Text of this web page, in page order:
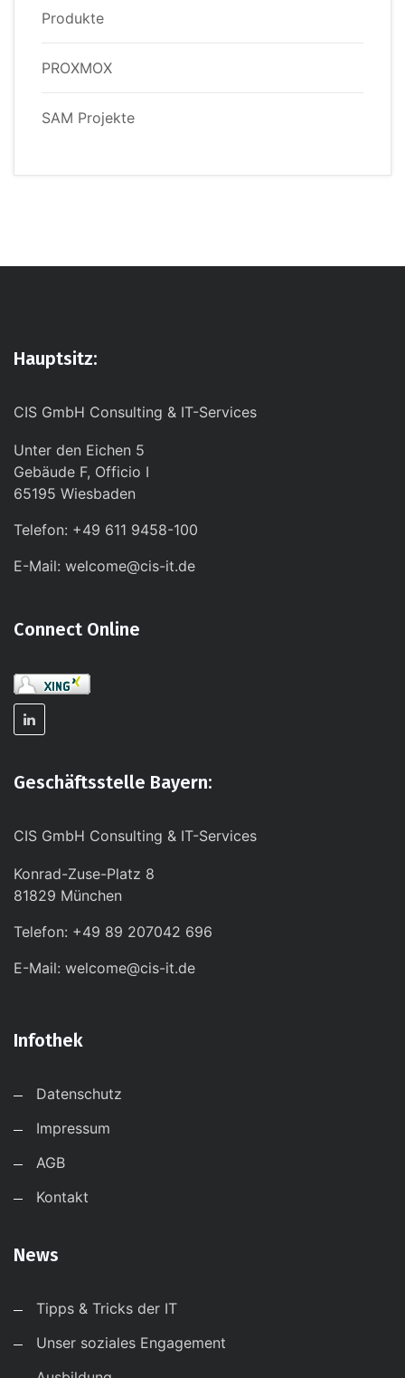
Produkte
PROXMOX
SAM Projekte
Hauptsitz:
CIS GmbH Consulting & IT-Services
Unter den Eichen 5
Gebäude F, Officio I
65195 Wiesbaden
Telefon: +49 611 9458-100
E-Mail: welcome@cis-it.de
Connect Online
Geschäftsstelle Bayern:
CIS GmbH Consulting & IT-Services
Konrad-Zuse-Platz 8
81829 München
Telefon: +49 89 207042 696
E-Mail: welcome@cis-it.de
Infothek
Datenschutz
Impressum
AGB
Kontakt
News
Tipps & Tricks der IT
Unser soziales Engagement